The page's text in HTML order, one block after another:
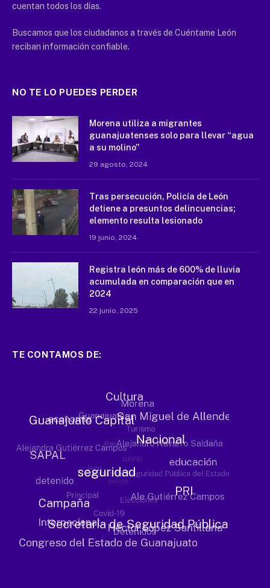
cuentan todos los días.
Buscamos que los ciudadanos a través de Cuéntame León
reciban información confiable.
NO TE LO PUEDES PERDER
Morena utiliza a migrantes
guanajuatenses solo para llevar “agua
a su molino”
29 agosto, 2024
Tras persecución, Policía de León
detiene a presuntos delincuencias;
elemento resulta lesionado
19 junio, 2024
Registra león más de 600% de lluvia
acumulada en comparación que en
2024
22 junio, 2025
TE CONTAMOS DE: